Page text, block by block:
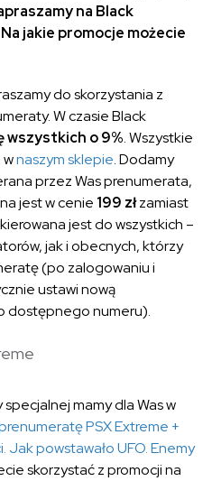
na Black
jakie promocje możecie
do skorzystania z
W czasie Black
wszystkich o 9%. Wszystkie
naszym sklepie. Dodamy
przez Was prenumerata,
jest w cenie 199 złzamiast
jest do wszystkich –
jak i obecnych, którzy
(po zalogowaniu i
ustawi nową
dostępnego numeru).
mamy dla Was w
PSX Extreme +
Jak powstawało UFO. Enemy
skorzystać z promocji na